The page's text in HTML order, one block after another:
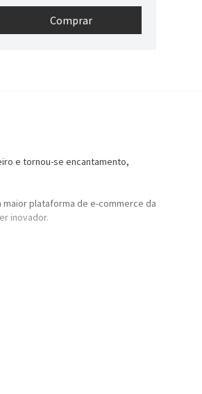
e tornou-se encantamento,
plataforma de e-commerce da
inovador.